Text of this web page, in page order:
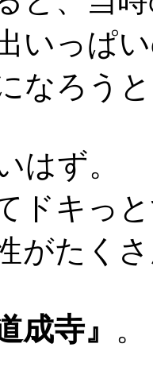
いっぱ
なろう
はず。
ドキっ
がたく
成寺』 。